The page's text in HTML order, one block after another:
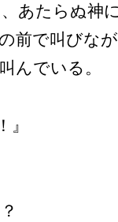
あたらぬ神
前で叫びな
んでいる。